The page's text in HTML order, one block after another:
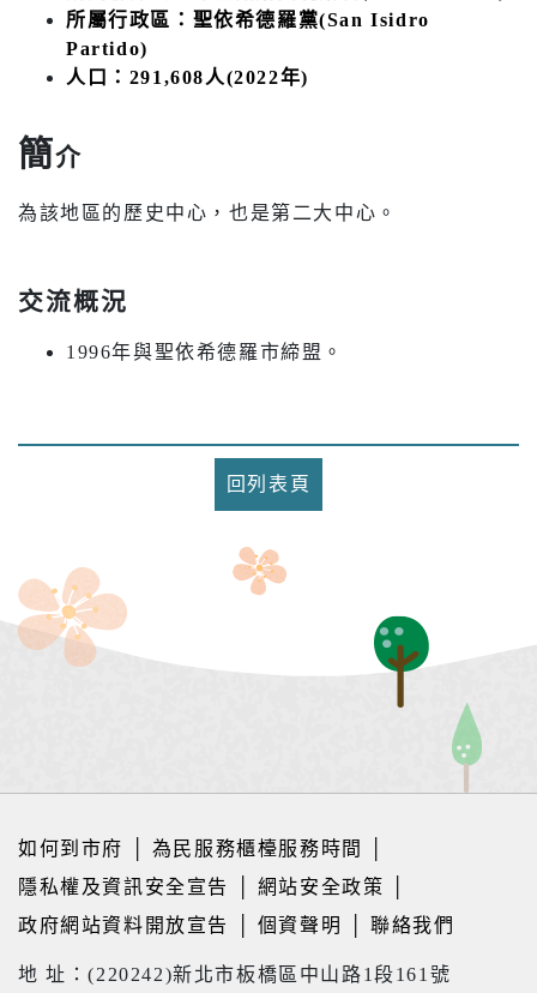
所屬行政區：聖依希德羅黨(San Isidro
Partido)
人口：291,608人(2022年)
簡介
為該地區的歷史中心，也是第二大中心。
交流概況
1996年與聖依希德羅市締盟。
回列表頁
如何到市府 為民服務櫃檯服務時間
隱私權及資訊安全宣告
網站安全政策
政府網站資料開放宣告
個資聲明 │聯絡我們
地 址：(220242)新北市板橋區中山路1段161號